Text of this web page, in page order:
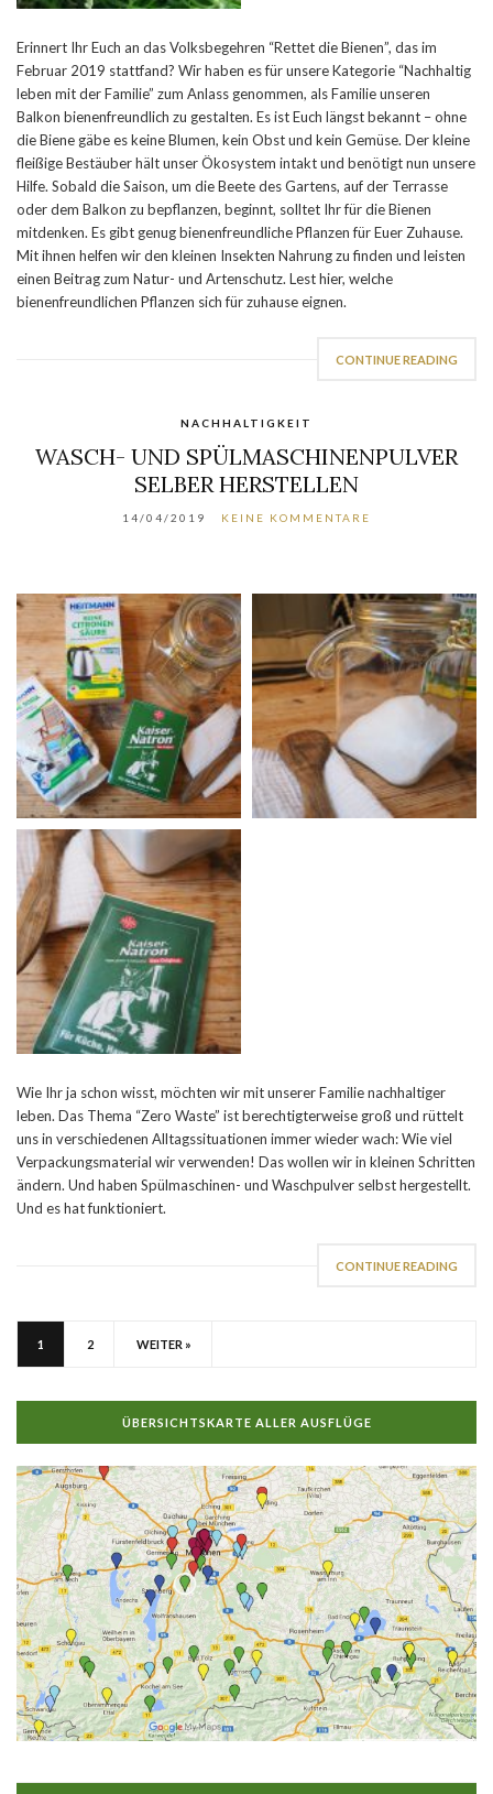
Erinnert Ihr Euch an das Volksbegehren “Rettet die Bienen”, das im
Februar 2019 stattfand? Wir haben es für unsere Kategorie “Nachhaltig
leben mit der Familie” zum Anlass genommen, als Familie unseren
Balkon bienenfreundlich zu gestalten. Es ist Euch längst bekannt – ohne
die Biene gäbe es keine Blumen, kein Obst und kein Gemüse. Der kleine
fleißige Bestäuber hält unser Ökosystem intakt und benötigt nun unsere
Hilfe. Sobald die Saison, um die Beete des Gartens, auf der Terrasse
oder dem Balkon zu bepflanzen, beginnt, solltet Ihr für die Bienen
mitdenken. Es gibt genug bienenfreundliche Pflanzen für Euer Zuhause.
Mit ihnen helfen wir den kleinen Insekten Nahrung zu finden und leisten
einen Beitrag zum Natur- und Artenschutz. Lest hier, welche
bienenfreundlichen Pflanzen sich für zuhause eignen.
CONTINUE READING
NACHHALTIGKEIT
WASCH- UND SPÜLMASCHINENPULVER
SELBER HERSTELLEN
14/04/2019 KEINE KOMMENTARE
Wie Ihr ja schon wisst, möchten wir mit unserer Familie nachhaltiger
leben. Das Thema “Zero Waste” ist berechtigterweise groß und rüttelt
uns in verschiedenen Alltagssituationen immer wieder wach: Wie viel
Verpackungsmaterial wir verwenden! Das wollen wir in kleinen Schritten
ändern. Und haben Spülmaschinen- und Waschpulver selbst hergestellt.
Und es hat funktioniert.
CONTINUE READING
1 2 WEITER »
ÜBERSICHTSKARTE ALLER AUSFLÜGE